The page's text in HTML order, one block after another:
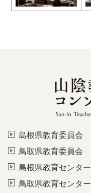
島根県教育委員会
鳥取県教育委員会
島根県教育センター
鳥取県教育センター